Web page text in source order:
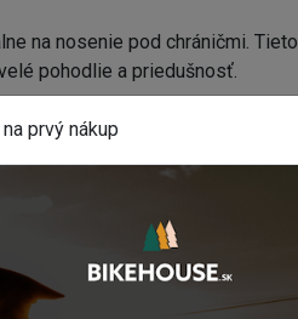
na nosenie pod chráničmi. Tieto
pohodlie a priedušnosť.
5 % spandex
anechajte nám
, správu
prvý nákup